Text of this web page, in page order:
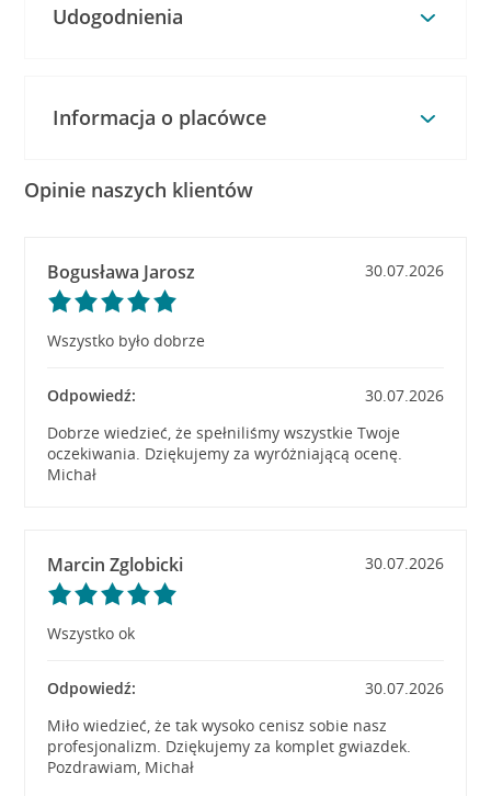
Udogodnienia
Informacja o placówce
Opinie naszych klientów
Bogusława Jarosz 30.07.2026
Wszystko było dobrze
Odpowiedź:
30.07.2026
Dobrze wiedzieć, że spełniliśmy wszystkie Twoje
oczekiwania. Dziękujemy za wyróżniającą ocenę.
Michał
Marcin Zglobicki 30.07.2026
Wszystko ok
Odpowiedź:
30.07.2026
Miło wiedzieć, że tak wysoko cenisz sobie nasz
profesjonalizm. Dziękujemy za komplet gwiazdek.
Pozdrawiam, Michał